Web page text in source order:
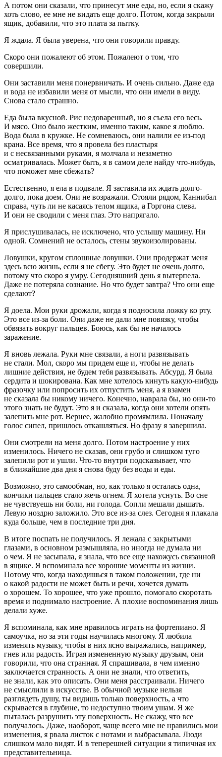
А потом они сказали, что принесут мне еды, но, если я скажу
хоть слово, ее мне не видать еще долго. Потом, когда закрыли
ящик, добавили, что это плата за пытку.
Я ждала. Я была уверена, что они говорили правду.
Скоро они пожалеют об этом. Пожалеют о том, что
совершили.
Они заставили меня понервничать. И очень сильно. Даже еда
и вода не избавили меня от мысли, что они имели в виду.
Снова стало страшно.
Еда была вкусной. Рис недоваренный, но я съела его весь.
И мясо. Оно было жестким, именно таким, какое я люблю.
Вода была в кружке. Не сомневаюсь, они налили ее из-под
крана. Все время, что я провела без пластыря
и с несвязанными руками, я молчала и незаметно
осматривалась. Может быть, я в самом деле найду что-нибудь,
что поможет мне сбежать?
Естественно, я ела в подвале. Я заставила их ждать долго-
долго, пока доем. Они не возражали. Стояли рядом, Каннибал
справа, чуть ли не касаясь телом ящика, а Горгона слева.
И они не сводили с меня глаз. Это напрягало.
Я прислушивалась, не исключено, что услышу машину. Ни
одной. Сомнений не осталось, стены звукоизолированы.
Ловушки, кругом сплошные ловушки. Они продержат меня
здесь всю жизнь, если я не сбегу. Это будет не очень долго,
потому что скоро я умру. Сегодняшний день я вытерпела.
Даже не потеряла сознание. Но что будет завтра? Что они еще
сделают?
Я доела. Мои руки дрожали, когда я подносила ложку ко рту.
Это все из-за боли. Они даже не дали мне повязку, чтобы
обвязать вокруг пальцев. Боюсь, как бы не началось
заражение.
Я вновь лежала. Руки мне связали, а ноги развязывать
не стали. Мол, скоро мы придем еще и, чтобы не делать
лишние действия, не будем тебя развязывать. Абсурд. Я была
сердита и шокирована. Как мне хотелось кинуть какую-нибудь
фразочку или попросить их отпустить меня, а я взамен
не сказала бы никому ничего. Конечно, наврала бы, но они-то
этого знать не будут. Это я и сказала, когда они хотели опять
залепить мне рот. Вернее, жалобно промямлила. Поначалу
голос сипел, пришлось откашляться. Но фразу я завершила.
Они смотрели на меня долго. Потом настроение у них
изменилось. Ничего не сказав, они грубо и слишком туго
залепили рот и ушли. Что-то внутри подсказывает, что
в ближайшие два дня я снова буду без воды и еды.
Возможно, это самообман, но, как только я осталась одна,
кончики пальцев стало жечь огнем. Я хотела уснуть. Во сне
не чувствуешь ни боли, ни голода. Сопли мешали дышать.
Левую ноздрю заложило. Это все из-за слез. Сегодня я плакала
куда больше, чем в последние три дня.
В итоге поспать не получилось. Я лежала с закрытыми
глазами, в основном размышляла, но иногда не думала ни
о чем. Я не засыпала, я знала, что все еще нахожусь связанной
в ящике. Я вспоминала все хорошие моменты из жизни.
Потому что, когда находишься в таком положении, где ни
о какой радости не может быть и речи, хочется думать
о хорошем. То хорошее, что уже прошло, помогало скоротать
время и поднимало настроение. А плохие воспоминания лишь
делали хуже.
Я вспоминала, как мне нравилось играть на фортепиано. Я
самоучка, но за эти годы научилась многому. Я любила
изменять музыку, чтобы в них ясно выражались, например,
гнев или радость. Играя измененную музыку друзьям, они
говорили, что она странная. Я спрашивала, в чем именно
заключается странность. А они не знали, что ответить,
не знали, как это описать. Они меня расстраивали. Ничего
не смыслили в искусстве. В обычной музыке нельзя
разглядеть душу, ты видишь только поверхность, а что
скрывается в глубине, то недоступно твоим ушам. Я же
пыталась разрушить эту поверхность. Не скажу, что все
получалось. Даже, наоборот, чаще всего мне не нравились мои
изменения, я рвала листок с нотами и выбрасывала. Люди
слишком мало видят. И в теперешней ситуации я типичная их
представительница.